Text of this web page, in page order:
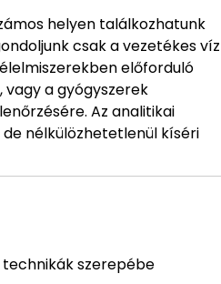
helyen találkozhatunk
csak a vezetékes víz
előforduló
a gyógyszerek
Az analitikai
nélkülözhetetlenül kíséri
technikák szerepébe